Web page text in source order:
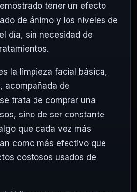
tener un efecto
de ánimo y los niveles de
día, sin necesidad de
la limpieza facial básica,
acompañada de
trata de comprar una
sino de ser constante
que cada vez más
como más efectivo que
costosos usados de